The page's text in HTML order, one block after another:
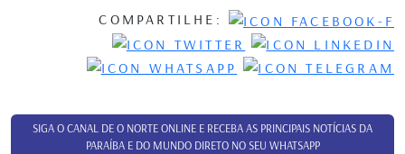
COMPARTILHE:
SIGA O CANAL DE O NORTE ONLINE E RECEBA AS PRINCIPAIS NOTÍCIAS DA
PARAÍBA E DO MUNDO DIRETO NO SEU WHATSAPP